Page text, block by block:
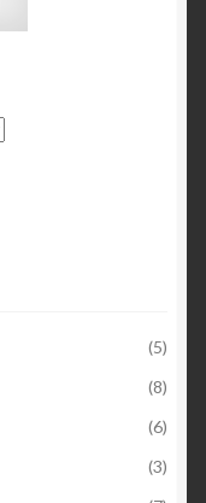
(5)
(8)
(6)
(3)